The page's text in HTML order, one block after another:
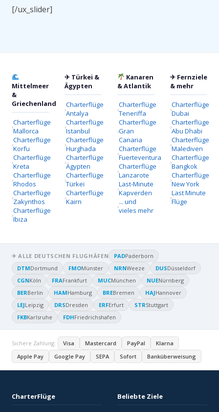
[/ux_slider]
Mittelmeer
&
Griechenland
Charterflüge
Mallorca
Charterflüge
Korfu
Charterflüge
Kreta
Charterflüge
Rhodos
Charterflüge
Zakynthos
Charterflüge
Ibiza
✈ Türkei &
Ägypten
Charterflüge
Antalya
Charterflüge
Istanbul
Charterflüge
Hurghada
Charterflüge
Ägypten
Charterflüge
Türkei
Charterflüge
Kairn
Kanaren
& Atlantik
Charterflüge
Teneriffa
Charterflüge
Gran
Canaria
Charterflüge
Fuerteventura
Charterflüge
Lanzarote
Last-Minute
Kapverden
... und
vieles mehr
✈ Fernziele
& mehr
Charterflüge
Dubai
Charterflüge
Abu Dhabi
Charterflüge
Malediven
Charterflüge
Bangkok
Charterflüge
New York
Last Minute
Flüge
✈ ALLE DEUTSCHEN FLUGHÄFEN PADPaderborn
DTMDortmund FMOMünster NRNWeeze DUSDüsseldorf
CGNKöln FRAFrankfurt MUCMünchen NUENürnberg
BERBerlin HAMHamburg BREBremen HAJHannover
LEJLeipzig DRSDresden ERFErfurt STRStuttgart
FKBKarlsruhe FDHFriedrichshafen
Sichere Zahlung: Visa Mastercard PayPal
Klarna
Apple Pay
Google Pay SEPA Sofort Banküberweisung
CharterFlüge Beliebte Ziele